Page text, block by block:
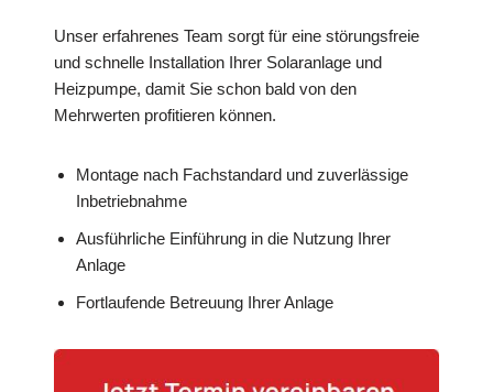
Unser erfahrenes Team sorgt für eine störungsfreie
und schnelle Installation Ihrer Solaranlage und
Heizpumpe, damit Sie schon bald von den
Mehrwerten profitieren können.
Montage nach Fachstandard und zuverlässige
Inbetriebnahme
Ausführliche Einführung in die Nutzung Ihrer
Anlage
Fortlaufende Betreuung Ihrer Anlage